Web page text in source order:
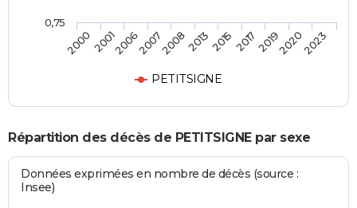
PETITSIGNE
20002001200620072008201320152017201920202023
0,75
Répartition des décès de PETITSIGNE par sexe
Données exprimées en nombre de décès (source :
Insee)